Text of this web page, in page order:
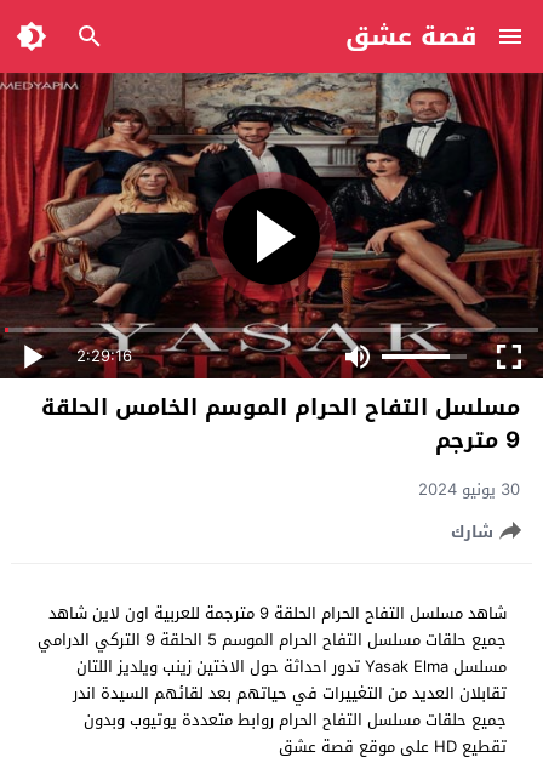
قصة عشق
2:29:16
مسلسل التفاح الحرام الموسم الخامس الحلقة
9 مترجم
30 يونيو 2024
شارك
شاهد مسلسل التفاح الحرام الحلقة 9 مترجمة للعربية اون لاين شاهد
جميع حلقات مسلسل التفاح الحرام الموسم 5 الحلقة 9 التركي الدرامي
مسلسل Yasak Elma تدور احداثة حول الاختين زينب ويلديز اللتان
تقابلان العديد من التغييرات في حياتهم بعد لقائهم السيدة اندر
جميع حلقات مسلسل التفاح الحرام روابط متعددة يوتيوب وبدون
تقطيع HD على موقع قصة عشق